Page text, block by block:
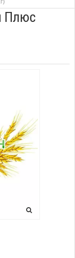
Плюс